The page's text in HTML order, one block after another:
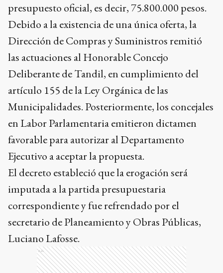
presupuesto oficial, es decir, 75.800.000 pesos.
Debido a la existencia de una única oferta, la
Dirección de Compras y Suministros remitió
las actuaciones al Honorable Concejo
Deliberante de Tandil, en cumplimiento del
artículo 155 de la Ley Orgánica de las
Municipalidades. Posteriormente, los concejales
en Labor Parlamentaria emitieron dictamen
favorable para autorizar al Departamento
Ejecutivo a aceptar la propuesta.
El decreto estableció que la erogación será
imputada a la partida presupuestaria
correspondiente y fue refrendado por el
secretario de Planeamiento y Obras Públicas,
Luciano Lafosse.
Ads